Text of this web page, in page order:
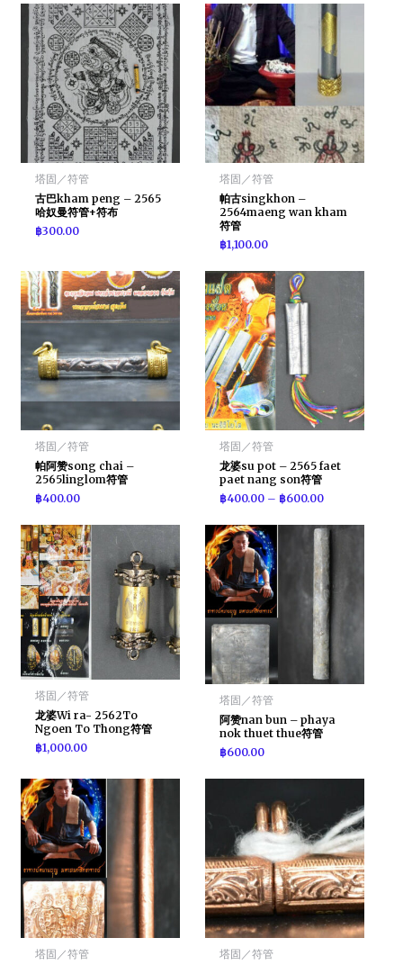
塔固／符管
古巴kham peng – 2565
哈奴曼符管+符布
฿300.00
塔固／符管
帕古singkhon –
2564maeng wan kham
符管
฿1,100.00
塔固／符管
帕阿赞song chai –
2565linglom符管
฿400.00
塔固／符管
龙婆su pot – 2565 faet
paet nang son符管
฿400.00 – ฿600.00
塔固／符管
龙婆Wi ra- 2562To
Ngoen To Thong符管
฿1,000.00
塔固／符管
阿赞nan bun – phaya
nok thuet thue符管
฿600.00
塔固／符管 塔固／符管